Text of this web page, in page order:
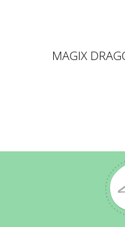
MAGIX